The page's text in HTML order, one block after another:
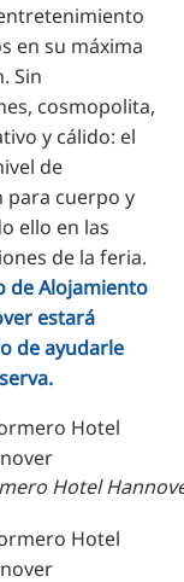
en su máxima
Sin
cosmopolita,
y cálido: el
de
para cuerpo y
ello en las
de la feria.
de Alojamiento
estará
de ayudarle
Hotel